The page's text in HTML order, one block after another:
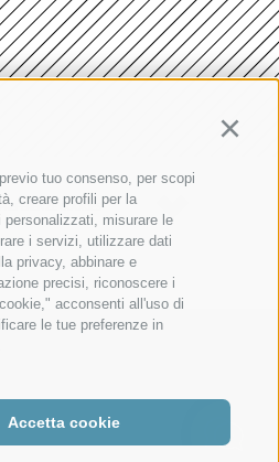
tuo consenso, per scopi
creare profili per la
misurare le
i servizi, utilizzare dati
privacy, abbinare e
precisi, riconoscere i
acconsenti all'uso di
le tue preferenze in
Accetta cookie
PREFERENZE COOKIES